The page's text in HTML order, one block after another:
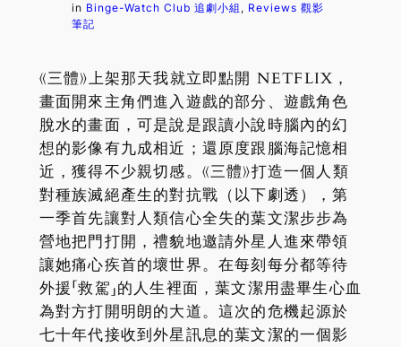
in Binge-Watch Club 追劇小組 , Reviews 觀影
筆記
《三體》上架那天我就立即點開 NETFLIX，
畫面開來主角們進入遊戲的部分、遊戲角色
脫水的畫面，可是說是跟讀小說時腦內的幻
想的影像有九成相近；還原度跟腦海記憶相
近，獲得不少親切感。《三體》打造一個人類
對種族滅絕產生的對抗戰（以下劇透），第
一季首先讓對人類信心全失的葉文潔步步為
營地把門打開，禮貌地邀請外星人進來帶領
讓她痛心疾首的壞世界。在每刻每分都等待
外援「救駕」的人生裡面，葉文潔用盡畢生心血
為對方打開明朗的大道。這次的危機起源於
七十年代接收到外星訊息的葉文潔的一個影